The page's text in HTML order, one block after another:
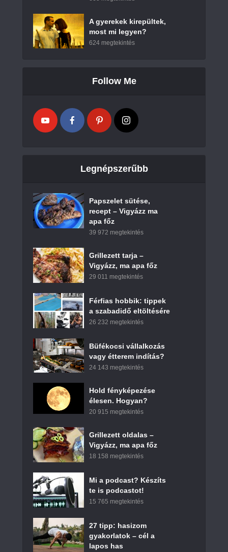
A gyerekek kirepültek,
most mi legyen?
624 megtekintés
Follow Me
Legnépszerűbb
Papszelet sütése,
recept – Vigyázz ma
apa főz
39 972 megtekintés
Grillezett tarja –
Vigyázz, ma apa főz
29 011 megtekintés
Férfias hobbik: tippek
a szabadidő eltöltésére
26 232 megtekintés
Büfékocsi vállalkozás
vagy étterem indítás?
24 143 megtekintés
Hold fényképezése
élesen. Hogyan?
20 915 megtekintés
Grillezett oldalas –
Vigyázz, ma apa főz
18 158 megtekintés
Mi a podcast? Készíts
te is podcastot!
15 765 megtekintés
27 tipp: hasizom
gyakorlatok – cél a
lapos has